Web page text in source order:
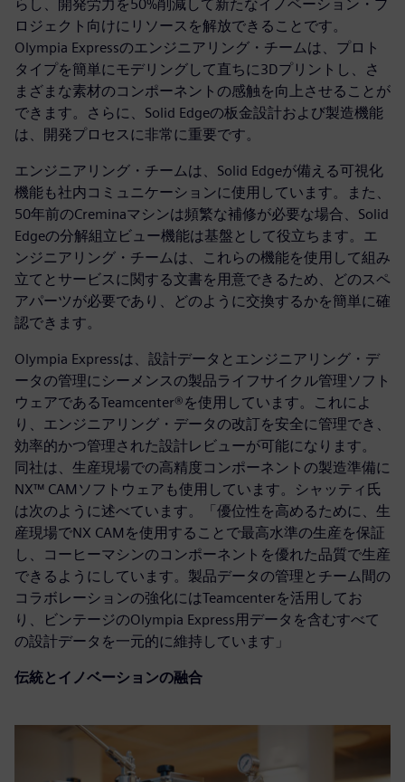
らし、開発労力を50%削減して新たなイノベーション・プ
ロジェクト向けにリソースを解放できることです。
Olympia Expressのエンジニアリング・チームは、プロト
タイプを簡単にモデリングして直ちに3Dプリントし、さ
まざまな素材のコンポーネントの感触を向上させることが
できます。さらに、Solid Edgeの板金設計および製造機能
は、開発プロセスに非常に重要です。
エンジニアリング・チームは、Solid Edgeが備える可視化
機能も社内コミュニケーションに使用しています。また、
50年前のCreminaマシンは頻繁な補修が必要な場合、Solid
Edgeの分解組立ビュー機能は基盤として役立ちます。エ
ンジニアリング・チームは、これらの機能を使用して組み
立てとサービスに関する文書を用意できるため、どのスペ
アパーツが必要であり、どのように交換するかを簡単に確
認できます。
Olympia Expressは、設計データとエンジニアリング・デ
ータの管理にシーメンスの製品ライフサイクル管理ソフト
ウェアであるTeamcenter®を使用しています。これによ
り、エンジニアリング・データの改訂を安全に管理でき、
効率的かつ管理された設計レビューが可能になります。
同社は、生産現場での高精度コンポーネントの製造準備に
NX™ CAMソフトウェアも使用しています。シャッティ氏
は次のように述べています。「優位性を高めるために、生
産現場でNX CAMを使用することで最高水準の生産を保証
し、コーヒーマシンのコンポーネントを優れた品質で生産
できるようにしています。製品データの管理とチーム間の
コラボレーションの強化にはTeamcenterを活用してお
り、ビンテージのOlympia Express用データを含むすべて
の設計データを一元的に維持しています」
伝統とイノベーションの融合